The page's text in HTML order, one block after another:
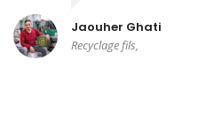
Jaouher Ghati
Recyclage fils,